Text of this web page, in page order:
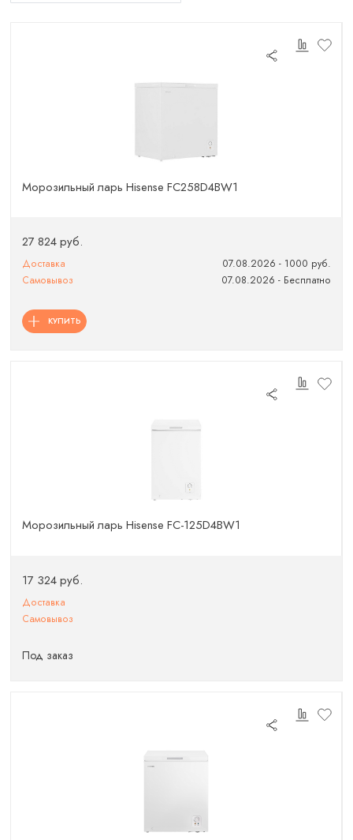
Морозильный ларь Hisense FC258D4BW1
27 824 руб.
Доставка
07.08.2026 - 1000 руб.
Самовывоз
07.08.2026 - Бесплатно
КУПИТЬ
Морозильный ларь Hisense FC-125D4BW1
17 324 руб.
Доставка
Самовывоз
Под заказ